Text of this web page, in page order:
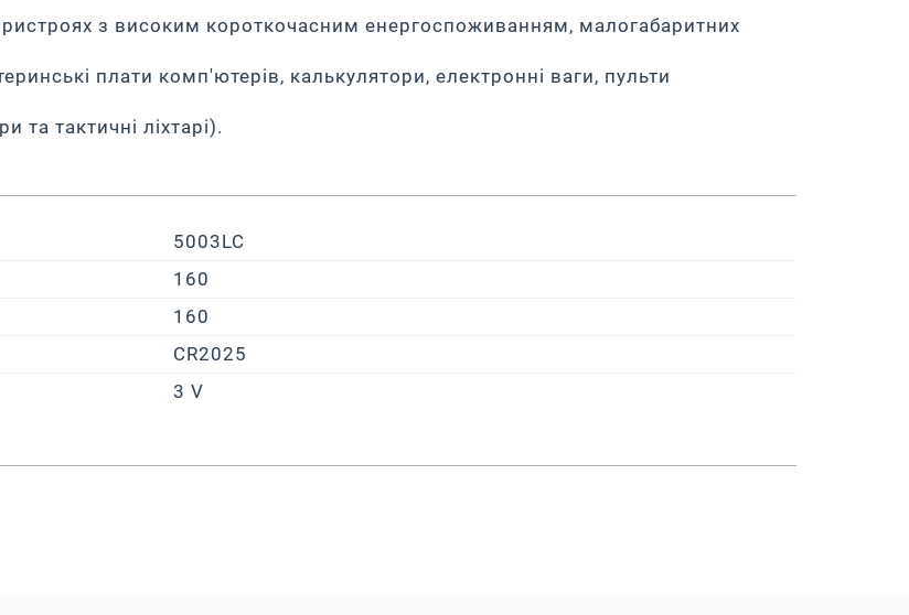
з високим короткочасним енергоспоживанням, малогабаритних
плати комп'ютерів, калькулятори, електронні ваги, пульти
та тактичні ліхтарі).
5003LC
160
160
CR2025
3 V